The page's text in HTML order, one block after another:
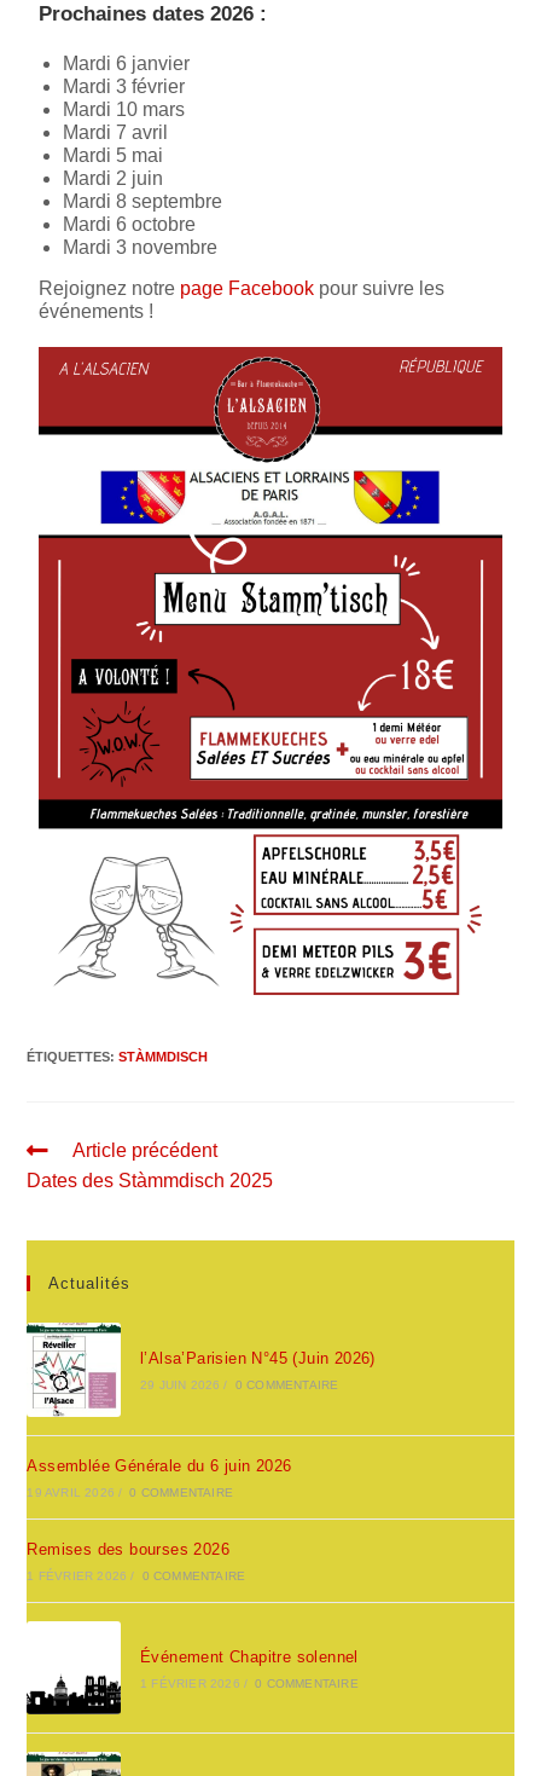
Prochaines dates 2026 :
Mardi 6 janvier
Mardi 3 février
Mardi 10 mars
Mardi 7 avril
Mardi 5 mai
Mardi 2 juin
Mardi 8 septembre
Mardi 6 octobre
Mardi 3 novembre
Rejoignez notre page Facebook pour suivre les
événements !
ÉTIQUETTES:STÀMMDISCH
Article précédent
Dates des Stàmmdisch 2025
Actualités
l’Alsa’Parisien N°45 (Juin 2026)
29 JUIN 2026 / 0 COMMENTAIRE
Assemblée Générale du 6 juin 2026
19 AVRIL 2026 / 0 COMMENTAIRE
Remises des bourses 2026
1 FÉVRIER 2026 / 0 COMMENTAIRE
Événement Chapitre solennel
1 FÉVRIER 2026 / 0 COMMENTAIRE